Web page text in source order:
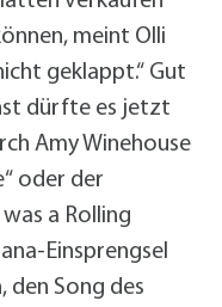
meint Olli
geklappt.“ Gut
dürfte es jetzt
Amy Winehouse
oder der
a Rolling
Einsprengsel
den Song des